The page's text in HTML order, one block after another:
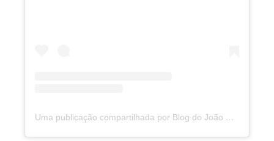
Uma publicação compartilhada por Blog do João Marcolino (@joaomarcolinoneto)